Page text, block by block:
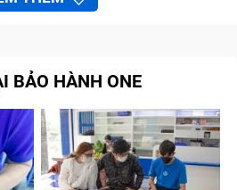
màn hình Dell Latitude
hàng khi thay, sửa chữa
Latitude 7480 (đã bao gồm
BẢO HÀNH ONE